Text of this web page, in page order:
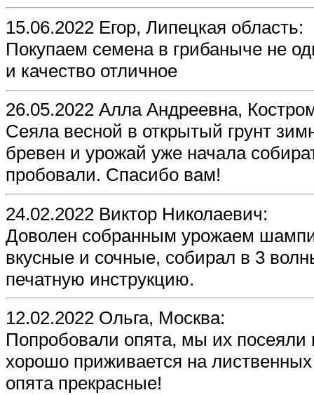
15.06.2022 Егор, Липецкая область:
Покупаем семена в грибаныче не
и качество отличное
26.05.2022 Алла Андреевна,
Сеяла весной в открытый грунт
бревен и урожай уже начала
пробовали. Спасибо вам!
24.02.2022 Виктор Николаевич:
Доволен собранным урожаем
вкусные и сочные, собирал в 3
печатную инструкцию.
12.02.2022 Ольга, Москва:
Попробовали опята, мы их
хорошо приживается на
опята прекрасные!